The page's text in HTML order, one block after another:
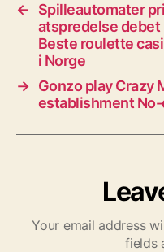
←
Spilleautomater
atspredelse debet
Beste roulette
i Norge
→ Gonzo play Crazy
establishment
Your email address
fields